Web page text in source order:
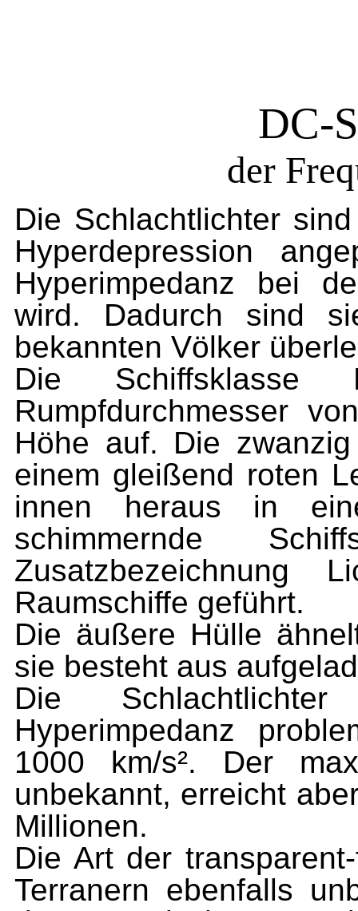
DC-
der
Die Schlachtlichter
Hyperdepression
Hyperimpedanz bei
wird. Dadurch sind
bekannten Völker
Die
Rumpfdurchmesser
Höhe auf. Die
einem gleißend roten
innen heraus in
schimmernde
Raumschiffe geführt.
Die äußere Hülle
sie besteht aus
Die
Hyperimpedanz
1000 km/s². Der
unbekannt, erreicht
Millionen.
Die Art der
Terranern ebenfalls